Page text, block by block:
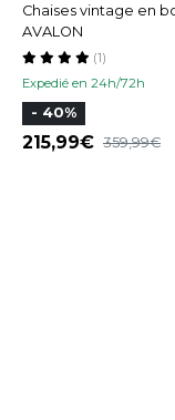
Chaises vintage en
AVALON
Expedié en 24h/72h
(1)
- 40%
215,99 359,99